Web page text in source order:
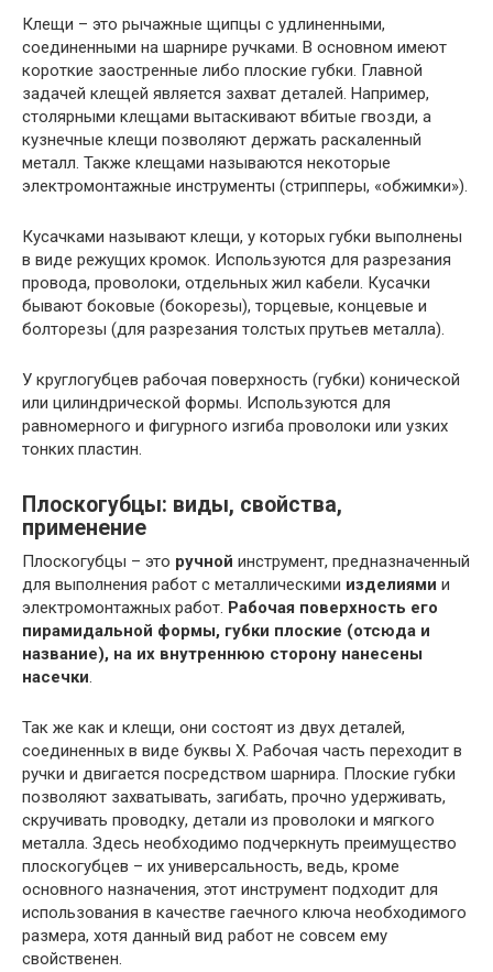
Клещи – это рычажные щипцы с удлиненными,
соединенными на шарнире ручками. В основном имеют
короткие заостренные либо плоские губки. Главной
задачей клещей является захват деталей. Например,
столярными клещами вытаскивают вбитые гвозди, а
кузнечные клещи позволяют держать раскаленный
металл. Также клещами называются некоторые
электромонтажные инструменты (стрипперы, «обжимки»).
Кусачками называют клещи, у которых губки выполнены
в виде режущих кромок. Используются для разрезания
провода, проволоки, отдельных жил кабели. Кусачки
бывают боковые (бокорезы), торцевые, концевые и
болторезы (для разрезания толстых прутьев металла).
У круглогубцев рабочая поверхность (губки) конической
или цилиндрической формы. Используются для
равномерного и фигурного изгиба проволоки или узких
тонких пластин.
Плоскогубцы: виды, свойства,
применение
Плоскогубцы – это ручной инструмент, предназначенный
для выполнения работ с металлическими изделиями и
электромонтажных работ. Рабочая поверхность его
пирамидальной формы, губки плоские (отсюда и
название), на их внутреннюю сторону нанесены
насечки.
Так же как и клещи, они состоят из двух деталей,
соединенных в виде буквы Х. Рабочая часть переходит в
ручки и двигается посредством шарнира. Плоские губки
позволяют захватывать, загибать, прочно удерживать,
скручивать проводку, детали из проволоки и мягкого
металла. Здесь необходимо подчеркнуть преимущество
плоскогубцев – их универсальность, ведь, кроме
основного назначения, этот инструмент подходит для
использования в качестве гаечного ключа необходимого
размера, хотя данный вид работ не совсем ему
свойственен.